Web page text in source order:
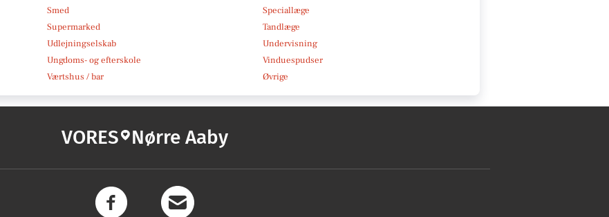
Smed
Speciallæge
Supermarked
Tandlæge
Udlejningselskab
Undervisning
Ungdoms- og efterskole
Vinduespudser
Værtshus / bar Øvrige
VORES Nørre Aaby